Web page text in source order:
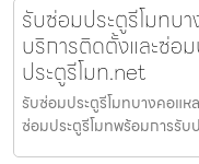
รับซ่อมประตูรีโมทบ
บริการติดตั้งและซ่อ
ประตูรีโมท.net
รับซ่อมประตูรีโมทบางคอแ
ซ่อมประตูรีโมทพร้อมการรั